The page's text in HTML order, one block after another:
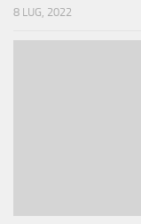
8 LUG, 2022